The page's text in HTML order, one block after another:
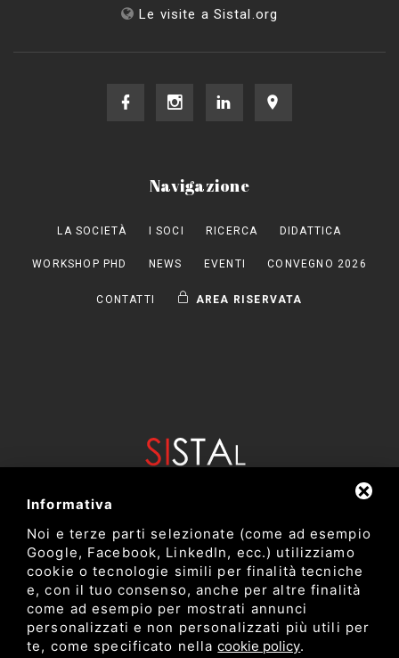
Le visite a Sistal.org
Navigazione
LA SOCIETÀ I SOCI RICERCA DIDATTICA
WORKSHOP PHD NEWS EVENTI CONVEGNO 2026
CONTATTI AREA RISERVATA
Dipartimento di Bioscienze e Tecnologie Agro Alimentari e
Ambientali
Università degli Studi di Teramo
Informativa
Noi e terze parti selezionate (come ad esempio
Google, Facebook, LinkedIn, ecc.) utilizziamo
cookie o tecnologie simili per finalità tecniche
e, con il tuo consenso, anche per altre finalità
come ad esempio per mostrati annunci
personalizzati e non personalizzati più utili per
te, come specificato nellacookie policy.